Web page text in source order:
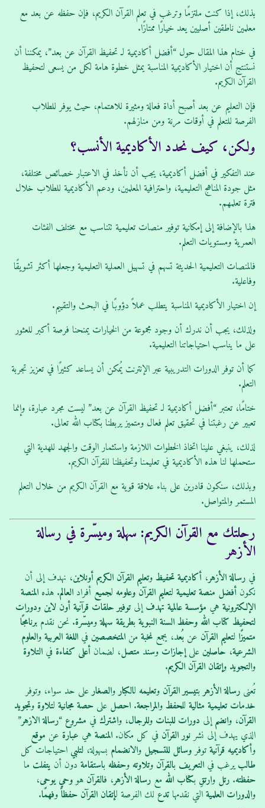
بذلك، إذا كنت ملتزمًا وترغب في تعلم القرآن الكريم، فإن حفظه عن بعد مع
معلمين ناطقين أصليين يعد خيارًا ممتازًا.
في ختام هذا المقال حول “أفضل أكاديمية لـ تحفيظ القرآن عن بعد”، يمكننا أن
نستنتج أن اختيار الأكاديمية المناسبة يمثل خطوة هامة لكل من يسعى لتحفيظ
القرآن الكريم.
فإن التعليم عن بعد أصبح أداة فعالة ومثيرة للاهتمام، حيث يوفر للطلاب
الفرصة للتعلم في أوقات مرنة ومن منازلهم.
ولكن، كيف نحدد الأكاديمية الأنسب؟
عند التفكير في أفضل أكاديمية، يجب أن نأخذ في الاعتبار خصائص مختلفة،
مثل جودة المناهج التعليمية، واحترافية المعلمين، ودعم الأكاديمية للطلاب خلال
فترة تعلمهم.
هذا بالإضافة إلى إمكانية توفير منصات تعليمية تتناسب مع مختلف الفئات
العمرية ومستويات التعلم.
فالمنصات التعليمية الحديثة تسهم في تسهيل العملية التعليمية وجعلها أكثر تشويقًا
وفاعلية.
إن اختيار الأكاديمية المناسبة يتطلب عملاً دؤوبًا في البحث والتقييم.
ولذلك، يجب أن ندرك أن وجود مجموعة من الخيارات يمنحنا فرصة أكبر للعثور
على ما يناسب احتياجاتنا التعليمية.
كما أن توفر الدورات التدريبية عبر الإنترنت يُمكن أن يساعد كثيرًا في تعزيز تجربة
التعلم.
ختامًا، تعتبر “أفضل أكاديمية لـ تحفيظ القرآن عن بعد” ليست مجرد عبارة، وإنما
تعبير عن رغبتنا في تحقيق تعلم فعال ومتميز يربطنا بكتاب الله تعالى.
لذلك، ينبغي علينا اتخاذ الخطوات اللازمة واستثمار الوقت والجهد للهدية التي
ستحملها لنا هذه الأكاديمية في تعليمنا وتحفيظنا للقرآن الكريم.
وبذلك، سنكون قادرين على بناء علاقة قوية مع القرآن الكريم من خلال التعلم
المستمر والمتواصل.
رحلتك مع القرآن الكريم: سهلة وميسّرة في رسالة
الأزهر
في رسالة الأزهر، أكاديمية تحفيظوتعليم القرآن الكريم أونلاين، نهدف إلى أن
نكونأفضل منصة تعليمية لتعليم القرآن وعلومه لجميع أفراد العالم. هذه المنصة
الإلكترونية هي مؤسسةعالمية تهدفإلىتوفير حلقات قرآنيةأون لاين ودورات
لتحفيظ كتاب الله وحفظالسنة النبويةبطريقة سهلةوميسّرة. نحن نقدم برنامجًا
متميزًا لتعليم القرآن عن بُعد، يجمع نخبةمن المتخصصينفي اللغة العربيةوالعلوم
الشرعية، حاصلينعلىإجازات وسند متصل، لضمانأعلى كفاءة في التلاوة
والتجويد وإتقان القرآن الكريم.
تُعنى رسالة الأزهربتيسيرالقرآن وتعليمه لالكباروالصغارعلى حد سواء، وتوفر
خدمات تعليمية مثالية للحفظوالمراجعة. احصل على حصةمجانية لتلاوة وتجويد
القرآن، وانضمإلى دورات للبنات وللرجال، واشترك في مشروع “رسالة الازهر”
الذي يهدف إلى نشر نور القرآن في كل مكان. المنصة هي عبارة عن موقع
وأكاديميه قرآنيةتوفروسائل للتسجيل والانضمام بسهولة، لتلبي احتياجات كل
طالبيرغب في التعريف بالقرآن وتلاوتهوحفظهباستقامة دون أن يتفلت ما
حفظته. رتل وارتقِ بكتاب الله مع رسالة الأزهر، فالقرآن هووحي يوحى،
والدورات العلميةالتي نقدمهاتدع لك الفرصة لإتقان القرآن حفظاًوفهمًا.